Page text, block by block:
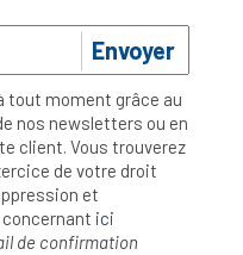
Envoyer
tout moment grâce au
nos newsletters ou en
client. Vous trouverez
de votre droit
et
ici
de confirmation